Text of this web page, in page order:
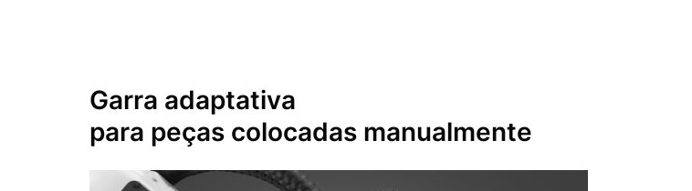
Garra adaptativa
para peças colocadas manualmente